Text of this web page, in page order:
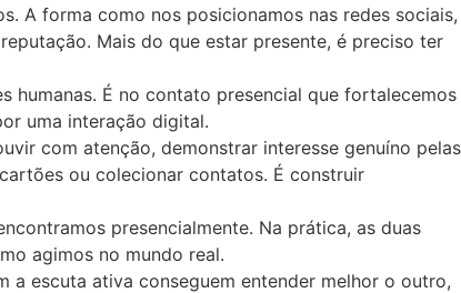
A forma como nos posicionamos nas redes sociais,
Mais do que estar presente, é preciso ter
humanas. É no contato presencial que fortalecemos
uma interação digital.
com atenção, demonstrar interesse genuíno pelas
ou colecionar contatos. É construir
presencialmente. Na prática, as duas
agimos no mundo real.
a escuta ativa conseguem entender melhor o outro,